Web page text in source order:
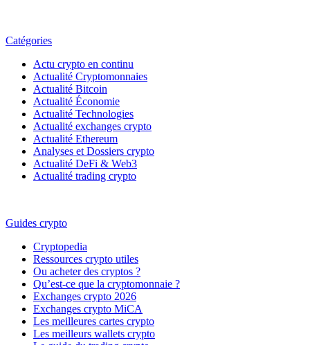
Catégories
Actu crypto en continu
Actualité Cryptomonnaies
Actualité Bitcoin
Actualité Économie
Actualité Technologies
Actualité exchanges crypto
Actualité Ethereum
Analyses et Dossiers crypto
Actualité DeFi & Web3
Actualité trading crypto
Guides crypto
Cryptopedia
Ressources crypto utiles
Ou acheter des cryptos ?
Qu’est-ce que la cryptomonnaie ?
Exchanges crypto 2026
Exchanges crypto MiCA
Les meilleures cartes crypto
Les meilleurs wallets crypto